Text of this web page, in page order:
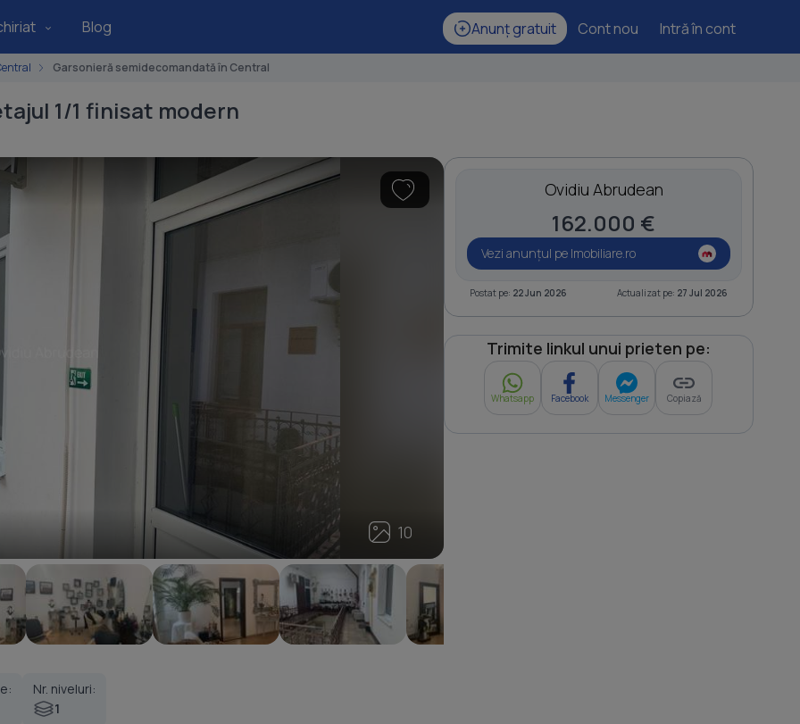
Blog Anunț gratuit Cont nou Intră în cont
Garsonieră semidecomandată în Central
1/1 finisat modern
10
10
Nr. niveluri:
1
Ovidiu Abrudean
162.000 €
Vezi anunțul pe Imobiliare.ro
Postat pe: 22 Jun 2026 Actualizat pe: 27 Jul 2026
Trimite linkul unui prieten pe:
Whatsapp Facebook Messenger Copiază